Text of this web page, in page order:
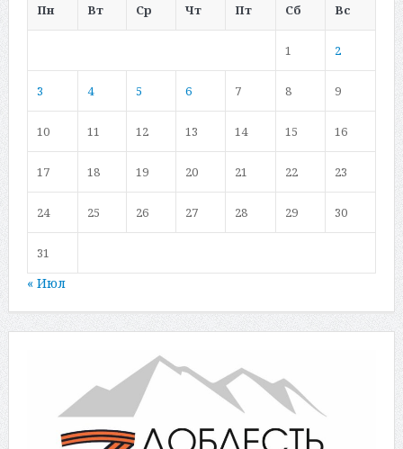
Пн
Вт Ср Чт Пт Сб Вс
1 2
3 4 5 6 7 8 9
10 11 12 13 14 15 16
17 18 19 20 21 22 23
24 25 26 27 28 29 30
31
« Июл